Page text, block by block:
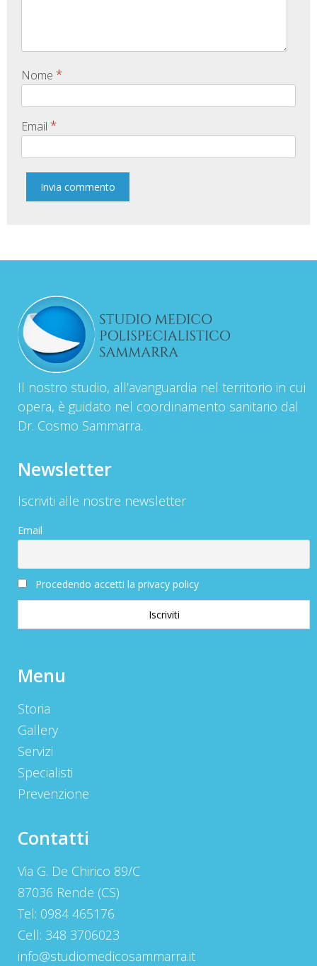
Nome *
Email *
Il nostro studio, all’avanguardia nel territorio in cui
opera, è guidato nel coordinamento sanitario dal
Dr. Cosmo Sammarra.
Newsletter
Iscriviti alle nostre newsletter
Email
Procedendo accetti la privacy policy
Menu
Storia
Gallery
Servizi
Specialisti
Prevenzione
Contatti
Via G. De Chirico 89/C
87036 Rende (CS)
Tel: 0984 465176
Cell: 348 3706023
info@studiomedicosammarra.it